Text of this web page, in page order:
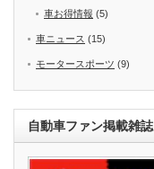
車お得情報 (5)
車ニュース (15)
モータースポーツ (9)
自動車ファン掲載雑誌